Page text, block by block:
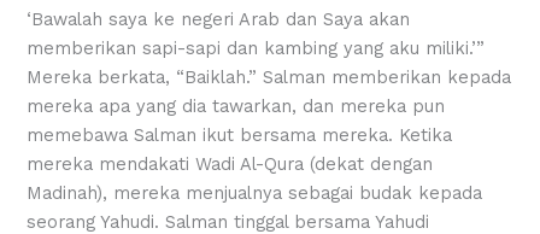
‘Bawalah saya ke negeri Arab dan Saya akan
memberikan sapi-sapi dan kambing yang aku miliki.’”
Mereka berkata, “Baiklah.” Salman memberikan kepada
mereka apa yang dia tawarkan, dan mereka pun
memebawa Salman ikut bersama mereka. Ketika
mereka mendakati Wadi Al-Qura (dekat dengan
Madinah), mereka menjualnya sebagai budak kepada
seorang Yahudi. Salman tinggal bersama Yahudi